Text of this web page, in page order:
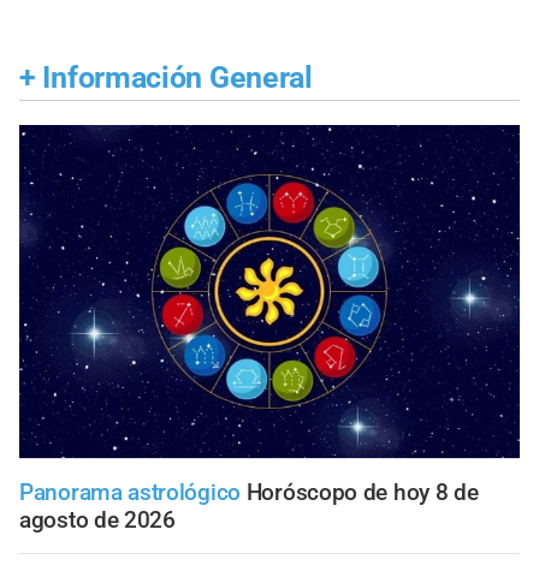
+ Información General
Panorama astrológico Horóscopo de hoy 8 de
agosto de 2026